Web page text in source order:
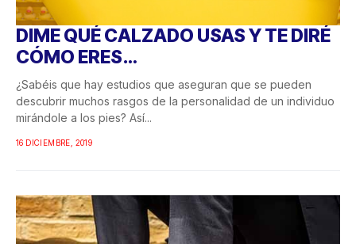
DIME QUÉ CALZADO USAS Y TE DIRÉ
CÓMO ERES…
¿Sabéis que hay estudios que aseguran que se pueden
descubrir muchos rasgos de la personalidad de un individuo
mirándole a los pies? Así...
16 DICIEMBRE, 2019